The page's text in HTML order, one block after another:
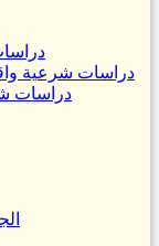
دراسات شرعية
دراسات